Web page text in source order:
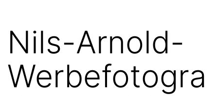
Nils-Arnold-
Werbefotogra